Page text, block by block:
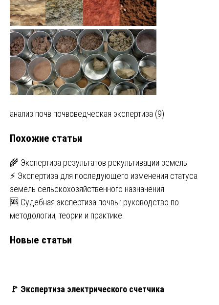
Навигация
по
записям
анализ почв почвоведческая экспертиза (9)
Похожие статьи
🌾 Экспертиза результатов рекультивации земель
⚡ Экспертиза для последующего изменения статуса
земель сельскохозяйственного назначения
🆘 Судебная экспертиза почвы: руководство по
методологии, теории и практике
Новые статьи
🚩 Экспертиза электрического счетчика